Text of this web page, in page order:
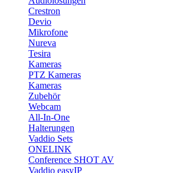
Crestron
Devio
Mikrofone
Nureva
Tesira
Kameras
PTZ Kameras
Kameras
Zubehör
Webcam
All-In-One
Halterungen
Vaddio Sets
ONELINK
Conference SHOT AV
Vaddio easyIP